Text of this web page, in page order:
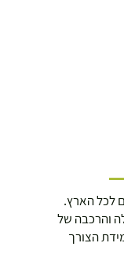
לכל הארץ.
והרכבה של